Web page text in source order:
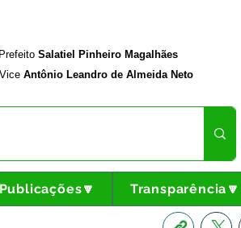
Prefeito Salatiel Pinheiro Magalhães
Vice Antônio Leandro de Almeida Neto
Publicações🔽 Transparência🔽